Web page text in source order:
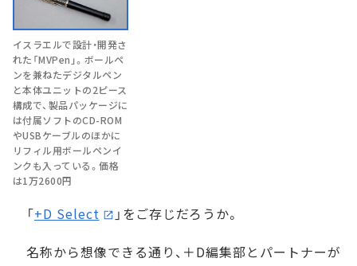
イスラエルで設計・開発さ
れた「MVPen」。ボールペ
ンを兼ねたデジタルペン
と本体ユニットの2ピース
構成で、製品パッケージに
は付属ソフトのCD-ROM
やUSBケーブルのほかに
リフィル用ボールペンイ
ンクも入っている。価格
は1万2600円
「+D Select
」をご存じだろうか。
名称から想像できる通り、＋D編集部とパートナーが